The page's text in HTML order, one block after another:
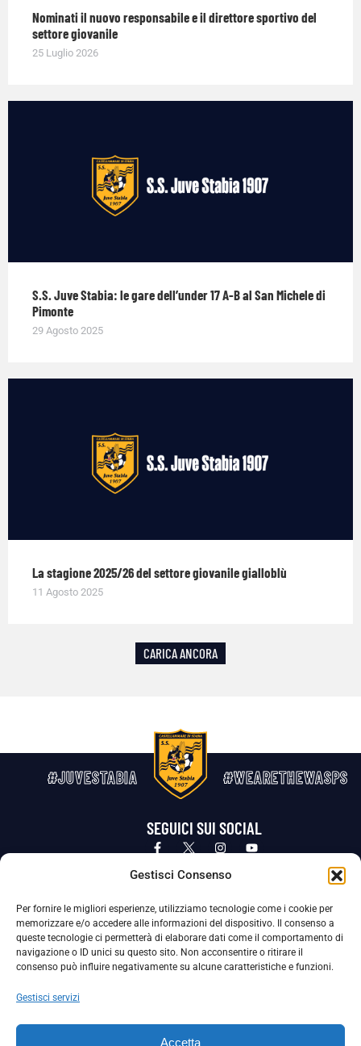
Gestisci Consenso
Per fornire le migliori esperienze, utilizziamo tecnologie come i cookie per
memorizzare e/o accedere alle informazioni del dispositivo. Il consenso a
queste tecnologie ci permetterà di elaborare dati come il comportamento di
navigazione o ID unici su questo sito. Non acconsentire o ritirare il
consenso può influire negativamente su alcune caratteristiche e funzioni.
Gestisci servizi
Accetta
Nominati il nuovo responsabile e il direttore sportivo del
settore giovanile
25 Luglio 2026
S.S. Juve Stabia: le gare dell’under 17 A-B al San Michele di
Pimonte
29 Agosto 2025
La stagione 2025/26 del settore giovanile gialloblù
11 Agosto 2025
CARICA ANCORA
#JUVESTABIA #WEARETHEWASPS
SEGUICI SUI SOCIAL
Privacy Policy Cookie Policy
La Società ha nominato il Responsabile della Protezione dei Dati Personali (DPO), figura specializzata che vigila sulle modalità
adottate dalla nostra Società per tutelare i Suoi dati personali.
Per contattare il DPO può scrivere a